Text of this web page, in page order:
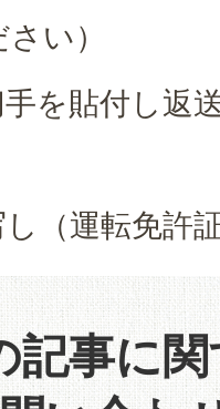
い）
手を貼付し返
し（運転免許
記事に